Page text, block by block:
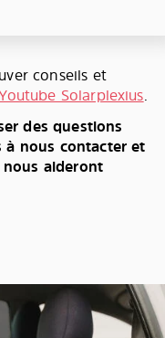
conseils et
Solarplexius.
des questions
à nous contacter et
aideront